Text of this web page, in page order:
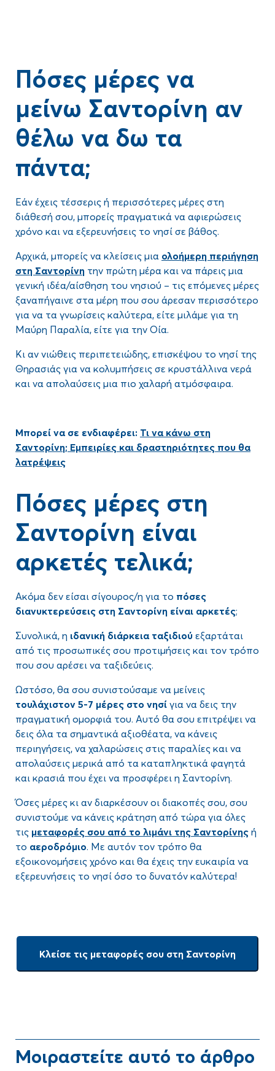
Πόσες μέρες να
μείνω Σαντορίνη αν
θέλω να δω τα
πάντα;
Εάν έχεις τέσσερις ή περισσότερες μέρες στη
διάθεσή σου, μπορείς πραγματικά να αφιερώσεις
χρόνο και να εξερευνήσεις το νησί σε βάθος.
Αρχικά, μπορείς να κλείσεις μια ολοήμερη περιήγηση
στη Σαντορίνη την πρώτη μέρα και να πάρεις μια
γενική ιδέα/αίσθηση του νησιού – τις επόμενες μέρες
ξαναπήγαινε στα μέρη που σου άρεσαν περισσότερο
για να τα γνωρίσεις καλύτερα, είτε μιλάμε για τη
Μαύρη Παραλία, είτε για την Οία.
Κι αν νιώθεις περιπετειώδης, επισκέψου το νησί της
Θηρασιάς για να κολυμπήσεις σε κρυστάλλινα νερά
και να απολαύσεις μια πιο χαλαρή ατμόσφαιρα.
Μπορεί να σε ενδιαφέρει: Τι να κάνω στη
Σαντορίνη; Εμπειρίες και δραστηριότητες που θα
λατρέψεις
Πόσες μέρες στη
Σαντορίνη είναι
αρκετές τελικά;
Ακόμα δεν είσαι σίγουρος/η για το πόσες
διανυκτερεύσεις στη Σαντορίνη είναι αρκετές;
Συνολικά, η ιδανική διάρκεια ταξιδιού εξαρτάται
από τις προσωπικές σου προτιμήσεις και τον τρόπο
που σου αρέσει να ταξιδεύεις.
Ωστόσο, θα σου συνιστούσαμε να μείνεις
τουλάχιστον 5-7 μέρες στο νησί για να δεις την
πραγματική ομορφιά του. Αυτό θα σου επιτρέψει να
δεις όλα τα σημαντικά αξιοθέατα, να κάνεις
περιηγήσεις, να χαλαρώσεις στις παραλίες και να
απολαύσεις μερικά από τα καταπληκτικά φαγητά
και κρασιά που έχει να προσφέρει η Σαντορίνη.
Όσες μέρες κι αν διαρκέσουν οι διακοπές σου, σου
συνιστούμε να κάνεις κράτηση από τώρα για όλες
τις μεταφορές σου από το λιμάνι της Σαντορίνης ή
το αεροδρόμιο. Με αυτόν τον τρόπο θα
εξοικονομήσεις χρόνο και θα έχεις την ευκαιρία να
εξερευνήσεις το νησί όσο το δυνατόν καλύτερα!
Κλείσε τις μεταφορές σου στη Σαντορίνη
Μοιραστείτε αυτό το άρθρο